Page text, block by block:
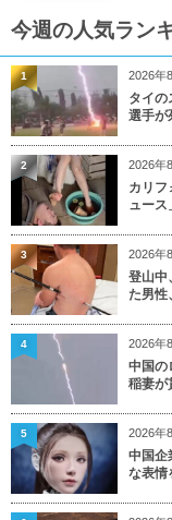
今週の人気ラン
2026年
タイの
選手が
1
2026年
カリフ
ュース
2
2026年
登山中
た男性
3
2026年
中国の
稲妻が
4
2026年
中国企
な表情
5